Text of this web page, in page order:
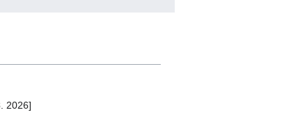
2026]